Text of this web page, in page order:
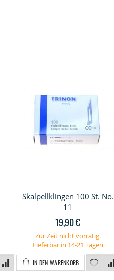
Skalpellklingen 100 St. No.
11
19,90 €
Zur Zeit nicht vorrätig.
Lieferbar in 14-21 Tagen
IN DEN WARENKORB